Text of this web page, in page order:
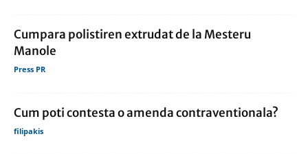
Cumpara polistiren extrudat de la Mesteru
Manole
Press PR
Cum poti contesta o amenda contraventionala?
filipakis